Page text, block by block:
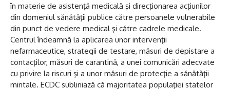
în materie de asistenţă medicală şi direcţionarea acţiunilor
din domeniul sănătăţii publice către persoanele vulnerabile
din punct de vedere medical şi către cadrele medicale.
Centrul îndeamnă la aplicarea unor intervenţii
nefarmaceutice, strategii de testare, măsuri de depistare a
contacţilor, măsuri de carantină, a unei comunicări adecvate
cu privire la riscuri şi a unor măsuri de protecţie a sănătăţii
mintale. ECDC subliniază că majoritatea populaţiei statelor